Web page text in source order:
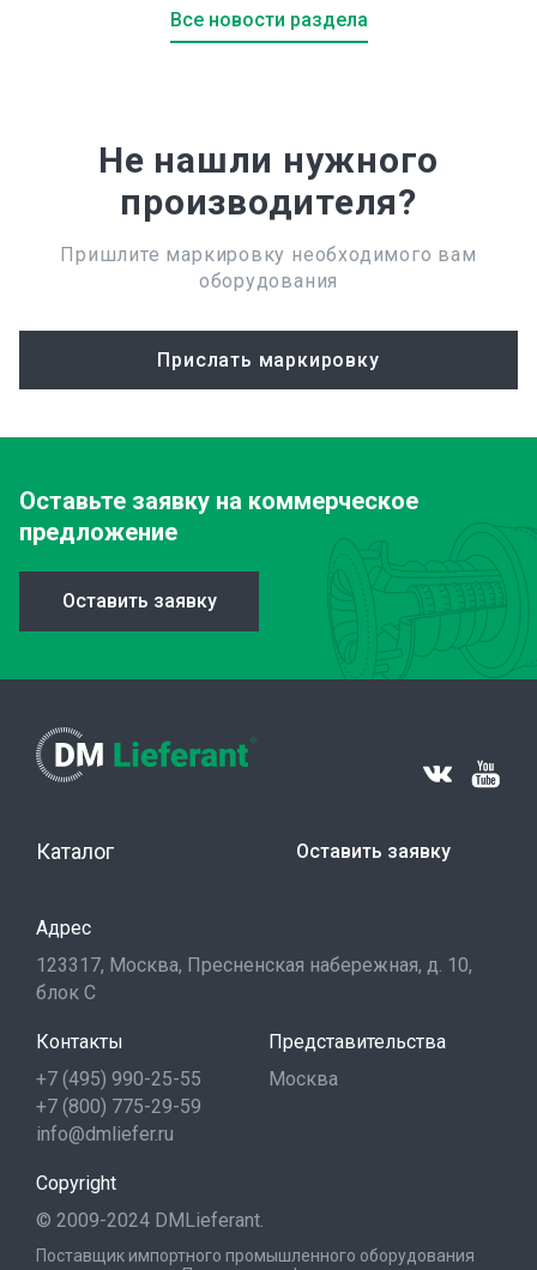
Все новости раздела
Не нашли нужного
производителя?
Пришлите маркировку необходимого вам
оборудования
Прислать маркировку
Оставьте заявку на коммерческое
предложение
Оставить заявку
Каталог Оставить заявку
Адрес
123317, Москва, Пресненская набережная, д. 10,
блок С
Контакты
+7 (495) 990-25-55
+7 (800) 775-29-59
info@dmliefer.ru
Представительства
Москва
Copyright
© 2009-2024 DMLieferant.
Поставщик импортного промышленного оборудования